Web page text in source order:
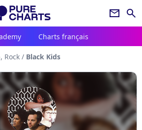
newsletter search
Charts français
Rock / Black Kids